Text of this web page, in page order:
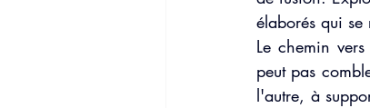
élaborés qui se
Le chemin
peut pas
l'autre, à